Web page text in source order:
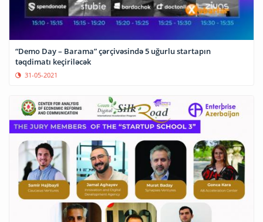
“Demo Day – Barama” çərçivəsində 5 uğurlu startapın
təqdimatı keçiriləcək
31-05-2021